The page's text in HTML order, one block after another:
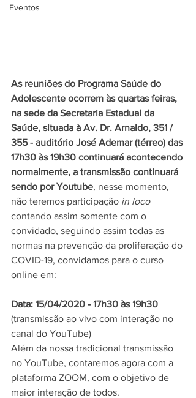
Eventos
As reuniões do Programa Saúde do
Adolescente ocorrem às quartas feiras,
na sede da Secretaria Estadual da
Saúde, situada à Av. Dr. Arnaldo, 351 /
355 - auditório José Ademar (térreo) das
17h30 às 19h30 continuará acontecendo
normalmente, a transmissão continuará
sendo por Youtube, nesse momento,
não teremos participação in loco
contando assim somente com o
convidado, seguindo assim todas as
normas na prevenção da proliferação do
COVID-19, convidamos para o curso
online em:
Data: 15/04/2020 - 17h30 às 19h30
(transmissão ao vivo com interação no
canal do YouTube)
Além da nossa tradicional transmissão
no YouTube, contaremos agora com a
plataforma ZOOM, com o objetivo de
maior interação de todos.